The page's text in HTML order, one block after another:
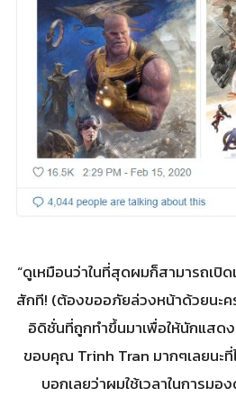
“ดูเหมือนว่าในที่สุดผมก็สามารถเปิ
สักที! (ต้องขออภัยล่วงหน้าด้วยนะค
อิดิชั่นที่ถูกทำขึ้นมาเพื่อให้นักแสด
ขอบคุณ Trinh Tran มากๆเลยนะ
บอกเลยว่าผมใช้เวลาในการมอ